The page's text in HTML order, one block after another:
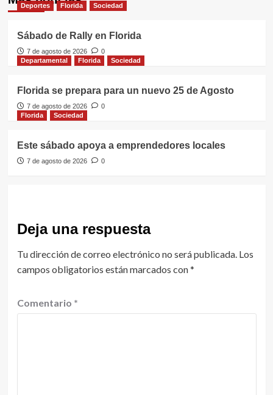
Deportes Florida Sociedad
Sábado de Rally en Florida
7 de agosto de 2026
0
Departamental
Florida Sociedad
Florida se prepara para un nuevo 25 de Agosto
7 de agosto de 2026
0
Florida
Sociedad
Este sábado apoya a emprendedores locales
7 de agosto de 2026 0
Deja una respuesta
Tu dirección de correo electrónico no será publicada. Los
campos obligatorios están marcados con*
Comentario *